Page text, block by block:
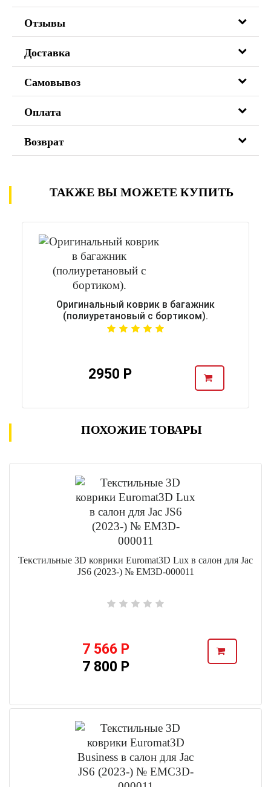
Отзывы
Доставка
Самовывоз
Оплата
Возврат
ТАКЖЕ ВЫ МОЖЕТЕ КУПИТЬ
Оригинальный коврик в багажник
(полиуретановый с бортиком).
2950 Р
ПОХОЖИЕ ТОВАРЫ
Текстильные 3D коврики Euromat3D Lux в салон для Jac
JS6 (2023-) № EM3D-000011
7 566 Р
7 800 Р